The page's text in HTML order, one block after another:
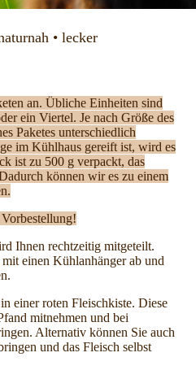
• lecker
an. Übliche Einheiten sind
ein Viertel. Je nach Größe des
Paketes unterschiedlich
im Kühlhaus gereift ist, wird es
ist zu 500 g verpackt, das
können wir es zu einem
Ihnen rechtzeitig mitgeteilt.
einen Kühlanhänger ab und
einer roten Fleischkiste. Diese
mitnehmen und bei
Alternativ können Sie auch
und das Fleisch selbst